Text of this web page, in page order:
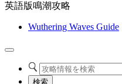
英語版鳴潮攻略
Wuthering Waves Guide
検索